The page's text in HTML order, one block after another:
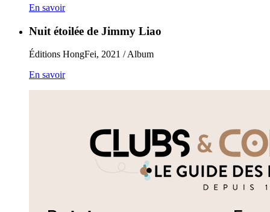
En savoir
Nuit étoilée de Jimmy Liao
Éditions HongFei, 2021 / Album
En savoir